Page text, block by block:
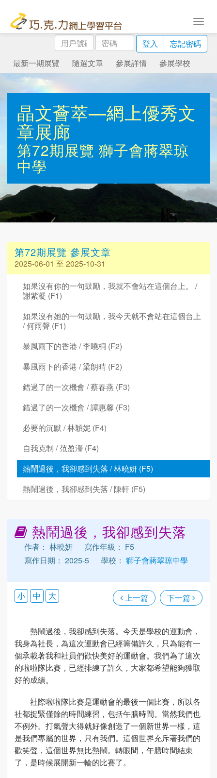
用
戶
號
碼
密
碼
登入
忘記密碼
最新一期展覽
隨選文章 參展詳情 參展學校
晶文薈萃—網上優秀文
章展廊
第72期展覽 獅子會蔣翠琼
中學
第72期展覽 參展文章
2025-06-01 至 2025-10-31
如果沒有你的一句鼓勵，我就不會站在這個台上。 /
謝紫凝 (F1)
如果沒有她的一句鼓勵，我今天就不會站在這個台上
/ 何雨聲 (F1)
暴風雨下的香港 / 李曉桐 (F2)
暴風雨下的香港 / 梁朗晴 (F2)
錯過了的一次機會 / 蔡春燕 (F3)
錯過了的一次機會 / 譚惠馨 (F3)
必要的沉默 / 林穎妮 (F4)
自我克制 / 范盈瀅 (F4)
熱鬧過後，我卻感到失落 / 林曉妍 (F5)
熱鬧過後，我卻感到失落 / 陳軒 (F5)
熱鬧過後，我卻感到失落
作者： 林曉妍
寫作年級： F5
寫作日期： 2025-5
學校： 獅子會蔣翠琼中學
上一篇 下一篇
小 中 大
熱鬧過後，我卻感到失落。今天是學校的運動會，
我身為社長，為這次運動會已經籌備許久，只為能有一
個承載著我和社員們歡快美好的運動會。我們為了這次
的啦啦隊比賽，已經排練了許久，大家都希望能夠獲取
好的成績。
社際啦啦隊比賽是運動會的最後一個比賽，所以各
社都捉緊僅餘的時間練習，包括午膳時間。當然我們也
不例外。打氣聲大得就好像創造了一個新世界一樣，這
是我們專屬的世界，只有我們。這個世界充斥著我們的
歡笑聲，這個世界無比熱鬧。轉眼間，午膳時間結束
了，是時候展開新一輪的比賽了。